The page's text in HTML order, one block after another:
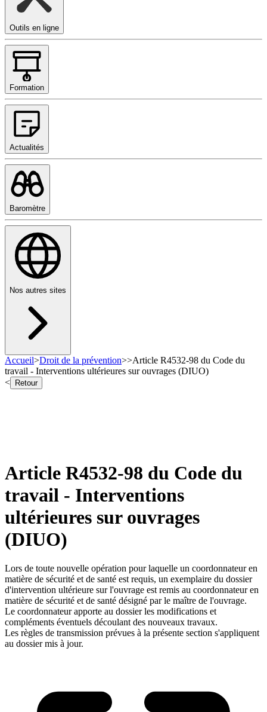
Outils en ligne
Formation
Actualités
Baromètre
Nos autres sites
Accueil>Droit de la prévention>>Article R4532-98 du Code du
travail - Interventions ultérieures sur ouvrages (DIUO)
<
Retour
Article R4532-98 du Code du
travail - Interventions
ultérieures sur ouvrages
(DIUO)
Lors de toute nouvelle opération pour laquelle un coordonnateur en
matière de sécurité et de santé est requis, un exemplaire du dossier
d'intervention ultérieure sur l'ouvrage est remis au coordonnateur en
matière de sécurité et de santé désigné par le maître de l'ouvrage.
Le coordonnateur apporte au dossier les modifications et
compléments éventuels découlant des nouveaux travaux.
Les règles de transmission prévues à la présente section s'appliquent
au dossier mis à jour.